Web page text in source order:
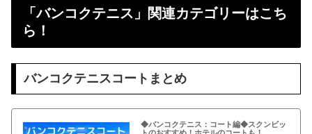
「バンコクテニス」関連カテゴリーはこち
ら！
バンコクテニスコートまとめ
◆バンコクテニス：コート編◆スクンビッ
トのおすすめ！ホテルのコートも！